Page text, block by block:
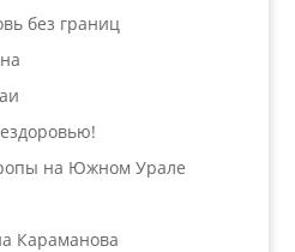
без границ
на Южном Урале
Караманова